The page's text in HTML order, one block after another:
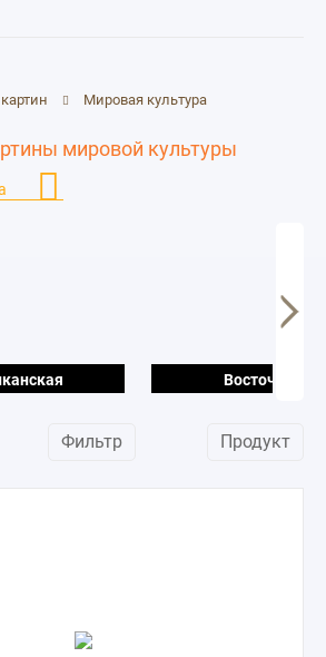
Мировая культура
мировой культуры
Восточная
Фильтр Продукт